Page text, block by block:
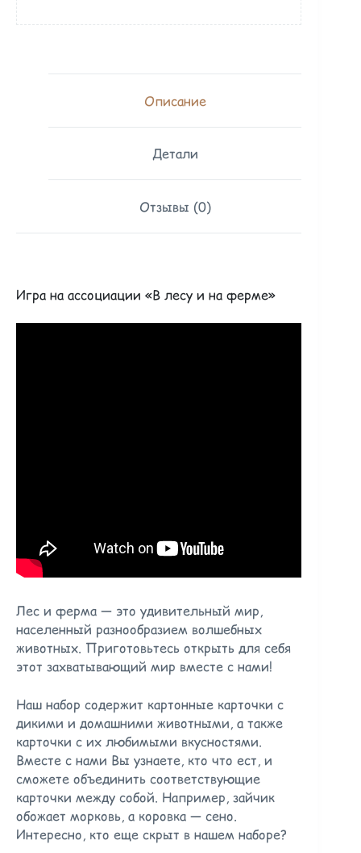
Описание
Детали
Отзывы (0)
Игра на ассоциации «В лесу и на ферме»
Лес и ферма — это удивительный мир,
населенный разнообразием волшебных
животных. Приготовьтесь открыть для себя
этот захватывающий мир вместе с нами!
Наш набор содержит картонные карточки с
дикими и домашними животными, а также
карточки с их любимыми вкусностями.
Вместе с нами Вы узнаете, кто что ест, и
сможете объединить соответствующие
карточки между собой. Например, зайчик
обожает морковь, а коровка — сено.
Интересно, кто еще скрыт в нашем наборе?